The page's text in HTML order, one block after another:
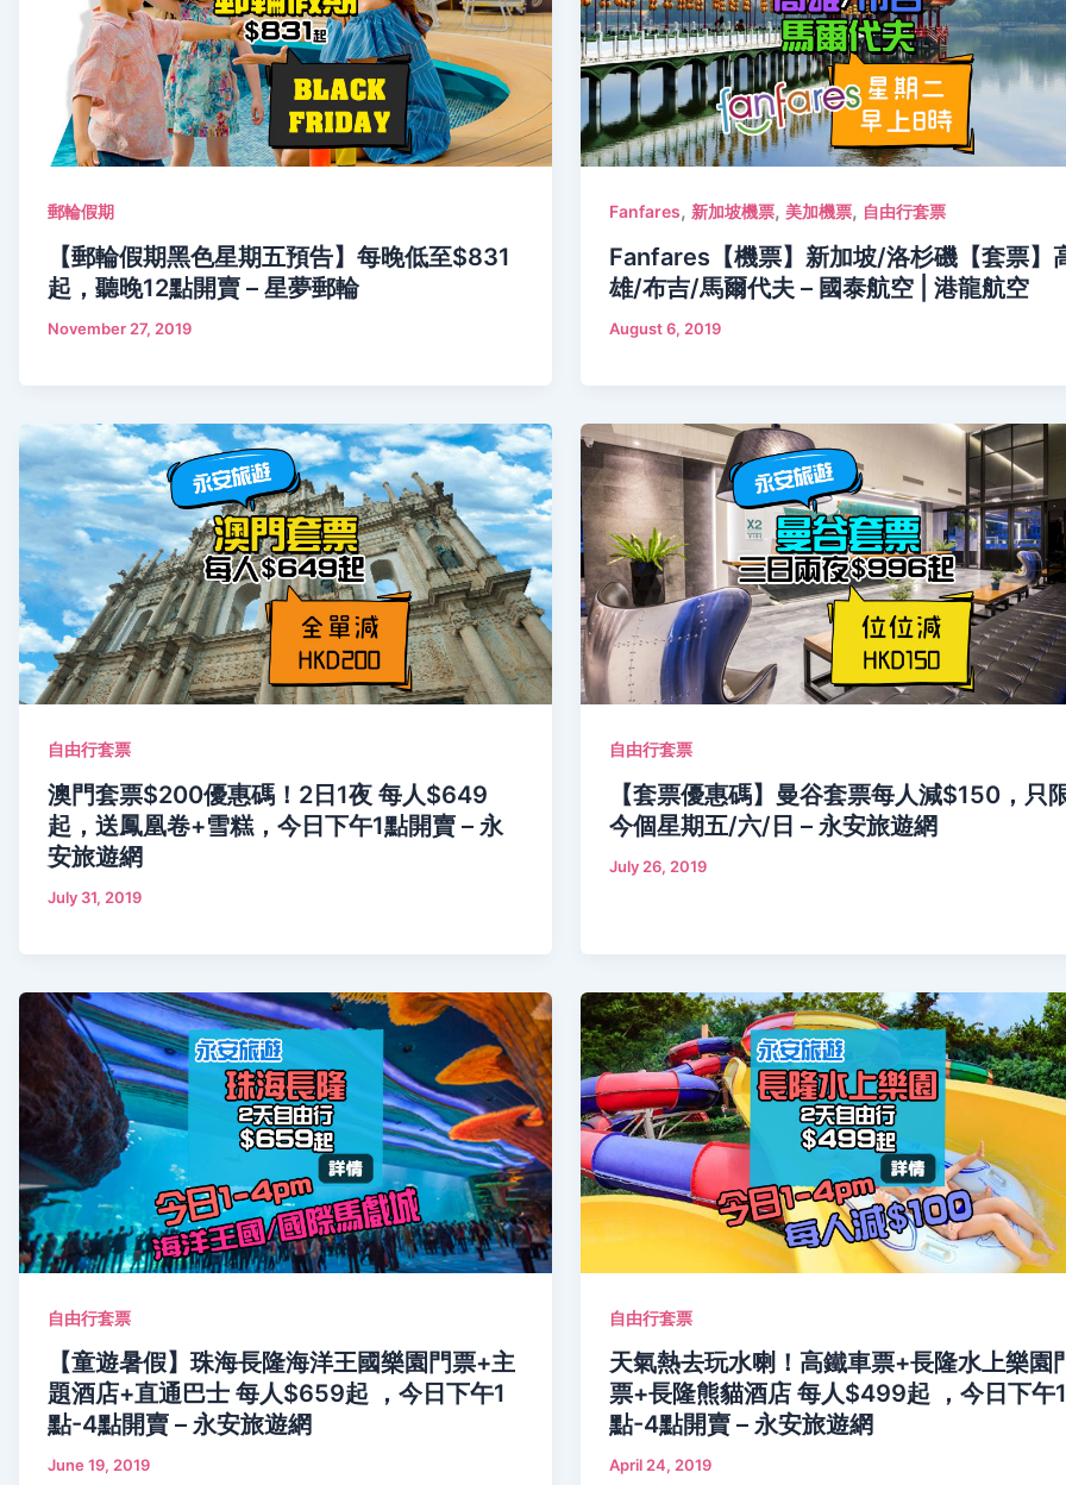
郵輪假期
【郵輪假期黑色星期五預告】每晚低至$831
起，聽晚12點開賣 – 星夢郵輪
November 27, 2019
Fanfares, 新加坡機票,美加機票, 自由行套票
Fanfares【機票】新加坡/洛杉磯【套票】
雄/布吉/馬爾代夫 – 國泰航空 | 港龍航空
August 6, 2019
自由行套票
澳門套票$200優惠碼！2日1夜 每人$649
起，送鳳凰卷+雪糕，今日下午1點開賣 – 永
安旅遊網
July 31, 2019
自由行套票
【套票優惠碼】曼谷套票每人減$150，只
今個星期五/六/日 – 永安旅遊網
July 26, 2019
自由行套票
【童遊暑假】珠海長隆海洋王國樂園門票+主
題酒店+直通巴士 每人$659起 ，今日下午1
點-4點開賣 – 永安旅遊網
June 19, 2019
自由行套票
天氣熱去玩水喇！高鐵車票+長隆水上樂園
票+長隆熊貓酒店 每人$499起 ，今日下午
點-4點開賣 – 永安旅遊網
April 24, 2019